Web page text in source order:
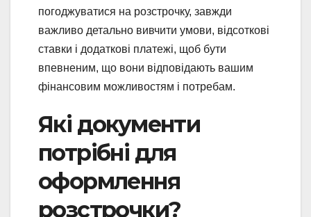
погоджуватися на розстрочку, завжди
важливо детально вивчити умови, відсоткові
ставки і додаткові платежі, щоб бути
впевненим, що вони відповідають вашим
фінансовим можливостям і потребам.
Які документи
потрібні для
оформлення
розстрочки?